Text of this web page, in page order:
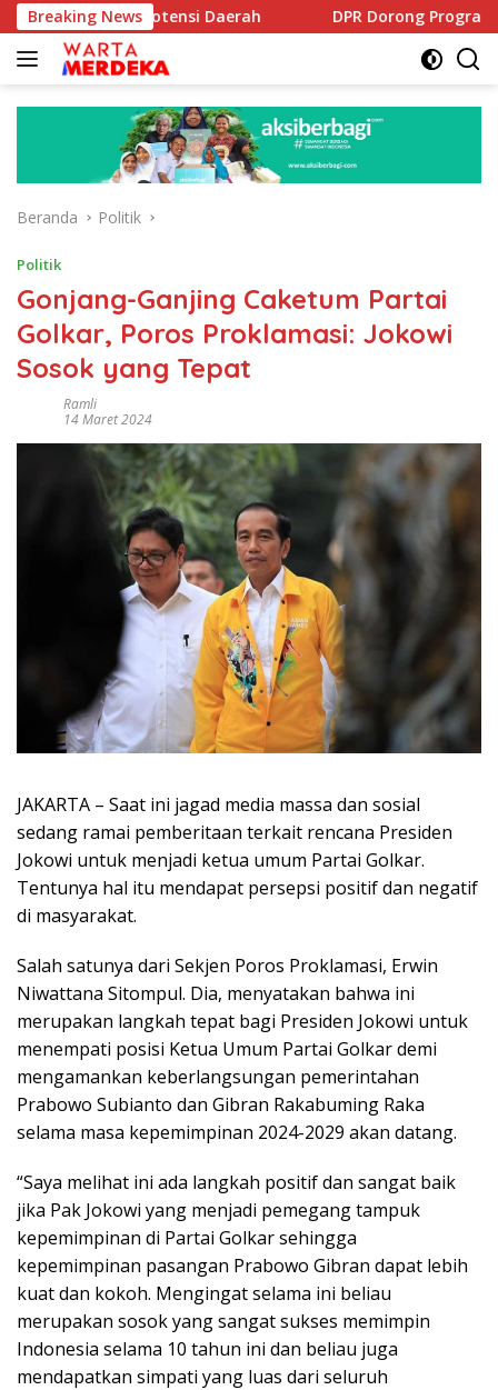
Langsung
ke
konten
Breaking News
Potensi Daerah DPR Dorong Program PTSL
Beranda Politik
Politik
Gonjang-Ganjing Caketum Partai
Golkar, Poros Proklamasi: Jokowi
Sosok yang Tepat
Ramli
14 Maret 2024
JAKARTA – Saat ini jagad media massa dan sosial
sedang ramai pemberitaan terkait rencana Presiden
Jokowi untuk menjadi ketua umum Partai Golkar.
Tentunya hal itu mendapat persepsi positif dan negatif
di masyarakat.
Salah satunya dari Sekjen Poros Proklamasi, Erwin
Niwattana Sitompul. Dia, menyatakan bahwa ini
merupakan langkah tepat bagi Presiden Jokowi untuk
menempati posisi Ketua Umum Partai Golkar demi
mengamankan keberlangsungan pemerintahan
Prabowo Subianto dan Gibran Rakabuming Raka
selama masa kepemimpinan 2024-2029 akan datang.
“Saya melihat ini ada langkah positif dan sangat baik
jika Pak Jokowi yang menjadi pemegang tampuk
kepemimpinan di Partai Golkar sehingga
kepemimpinan pasangan Prabowo Gibran dapat lebih
kuat dan kokoh. Mengingat selama ini beliau
merupakan sosok yang sangat sukses memimpin
Indonesia selama 10 tahun ini dan beliau juga
mendapatkan simpati yang luas dari seluruh